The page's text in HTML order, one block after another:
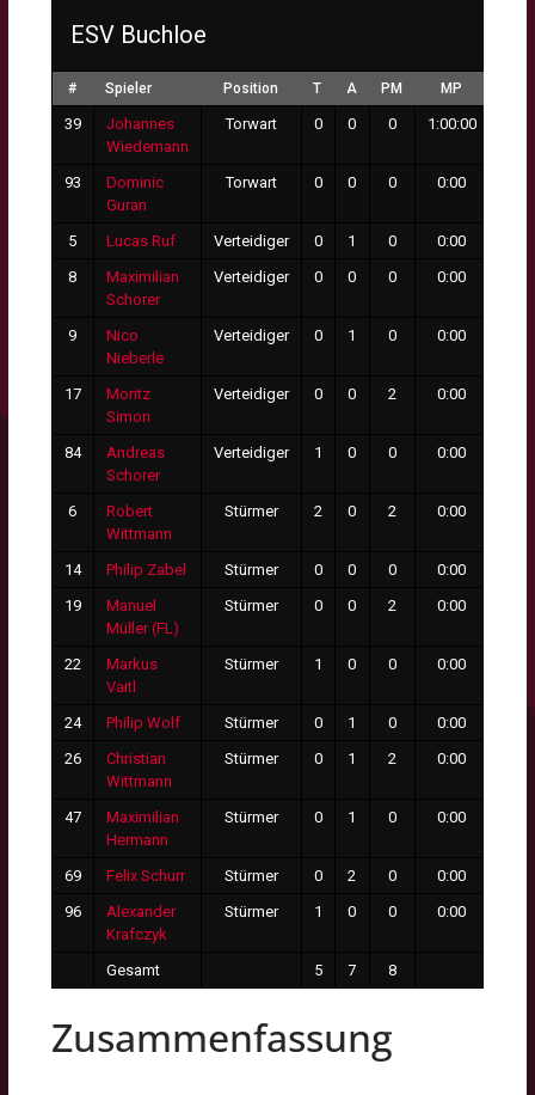
ESV Buchloe
# Spieler Position T A PM MP
39
Johannes
Wiedemann
Torwart 0 0 0 1:00:00
93
Dominic
Guran
Torwart 0 0 0 0:00
5 Lucas Ruf Verteidiger 0 1 0 0:00
8
Maximilian
Schorer
Verteidiger 0 0 0 0:00
9
Nico
Nieberle
Verteidiger 0 1 0 0:00
17
Moritz
Simon
Verteidiger 0 0 2 0:00
84
Andreas
Schorer
Verteidiger 1 0 0 0:00
6
Robert
Wittmann
Stürmer 2 0 2 0:00
14 Philip Zabel Stürmer 0 0 0 0:00
19
Manuel
Müller (FL)
Stürmer 0 0 2 0:00
22
Markus
Vaitl
Stürmer 1 0 0 0:00
24 Philip Wolf Stürmer 0 1 0 0:00
26
Christian
Wittmann
Stürmer 0 1 2 0:00
47
Maximilian
Hermann
Stürmer 0 1 0 0:00
69 Felix Schurr Stürmer 0 2 0 0:00
96
Alexander
Krafczyk
Stürmer 1 0 0 0:00
Gesamt 5 7 8
Zusammenfassung